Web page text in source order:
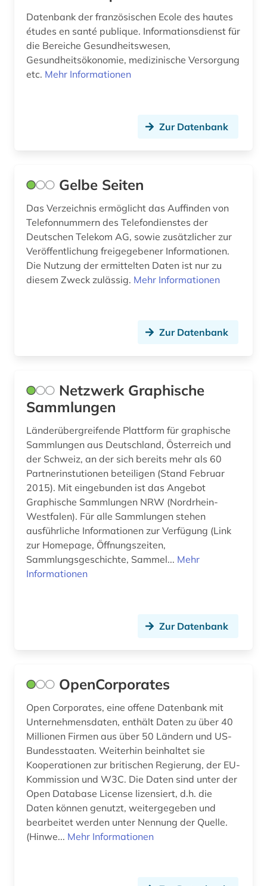
italien (1)
japan (2)
jugendarbeit (1)
karibik (1)
kernenergie (1)
kleinbetriebe (1)
klimapolitik (1)
klimawandel (1)
klimaänderung (1)
kommunalverwaltung (1)
komponist (1)
konsulat (1)
kultur (1)
kulturelle einrichtung (1)
kulturgeschichte (1)
kulturpflanzen (1)
kulturverband (1)
kulturwissenschaften (1)
kunst (8)
Datenbank der französischen Ecole des hautes
études en santé publique. Informationsdienst für
die Bereiche Gesundheitswesen,
Gesundheitsökonomie, medizinische Versorgung
etc. Mehr Informationen
Zur Datenbank
Gelbe Seiten
Das Verzeichnis ermöglicht das Auffinden von
Telefonnummern des Telefondienstes der
Deutschen Telekom AG, sowie zusätzlicher zur
Veröffentlichung freigegebener Informationen.
Die Nutzung der ermittelten Daten ist nur zu
diesem Zweck zulässig. Mehr Informationen
Zur Datenbank
Netzwerk Graphische
Sammlungen
Länderübergreifende Plattform für graphische
Sammlungen aus Deutschland, Österreich und
der Schweiz, an der sich bereits mehr als 60
Partnerinstutionen beteiligen (Stand Februar
2015). Mit eingebunden ist das Angebot
Graphische Sammlungen NRW (Nordrhein-
Westfalen). Für alle Sammlungen stehen
ausführliche Informationen zur Verfügung (Link
zur Homepage, Öffnungszeiten,
Sammlungsgeschichte, Sammel... Mehr
Informationen
Zur Datenbank
OpenCorporates
Open Corporates, eine offene Datenbank mit
Unternehmensdaten, enthält Daten zu über 40
Millionen Firmen aus über 50 Ländern und US-
Bundesstaaten. Weiterhin beinhaltet sie
Kooperationen zur britischen Regierung, der EU-
Kommission und W3C. Die Daten sind unter der
Open Database License lizensiert, d.h. die
Daten können genutzt, weitergegeben und
bearbeitet werden unter Nennung der Quelle.
(Hinwe... Mehr Informationen